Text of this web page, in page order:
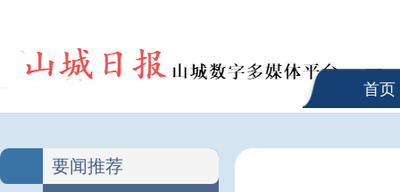
首页
要闻推荐